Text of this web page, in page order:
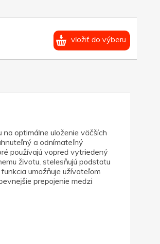
vložiť do výberu
optimálne uloženie väčších
a odnímateľný
používajú vopred vytriedený
životu, stelesňujú podstatu
umožňuje užívateľom
prepojenie medzi